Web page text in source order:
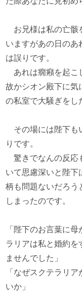
お兄様は私の亡骸
いますがあの日のあ
は誤りです。
あれは癇癪を起こ
故かシオン殿下に気
の私室で大騒ぎをし
その場には陛下も
りです。
驚きでなんの反応
いて思慮深いと陛下
柄も問題ないだろう
しまったのです。
「陛下のお言葉に
ラリアは私と婚約を
ませんでした」
「なぜスクテラリ
いか」